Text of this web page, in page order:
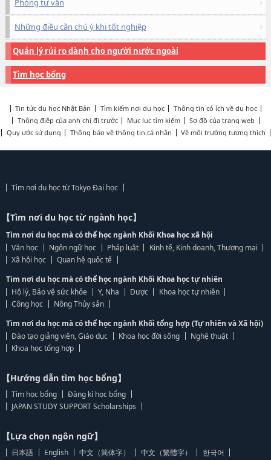
Phòng tư vấn
Những điều cần chú ý khi tốt nghiệp
Quản lý rủi ro dành cho người nước ngoài
Tìm học bổng
Tin tức du học Nhật Bản Tìm kiếm nơi du học
Thông tin có ích về du học
Thông điệp của anh chị đi trước
Mục lục tìm kiếm
Sơ đồ của trang web
Quy ước sử dụng
Thông báo về thông tin cá nhân Về môi trường tương thích
Tìm nơi du học từ Tokyo Đại học
【Tìm nơi du học từ ngành học】
Tìm nơi du học mà có thể học ngành Khối Khoa học xã hội
Văn học
Ngôn ngữ học Pháp luật
Kinh tế, Kinh doanh, Thương mại
Xã hội học
Quan hệ quốc tế
Tìm nơi du học mà có thể học ngành Khối Khoa học tự nhiên
Hộ lý, Bảo vệ sức khỏe
Y, Nha Dược
Khoa học tự nhiên
Công học
Nông Thủy sản
Tìm nơi du học mà có thể học ngành Khối tổng hợp (Tự nhiên và Xã hội)
Đào tạo giảng viên, Giáo dục
Khoa học đời sống
Nghệ thuật
Khoa học tổng hợp
【Hướng dẫn tìm học bổng】
Tìm học bổng
Đăng kí học bổng
JAPAN STUDY SUPPORT Scholarships
【Lựa chọn ngôn ngữ】
日本語 English 中文（简体字） 中文（繁體字）
한국어